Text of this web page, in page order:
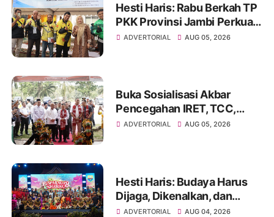
Hesti Haris: Rabu Berkah TP
PKK Provinsi Jambi Perkuat
Literasi Keuangan dan
ADVERTORIAL AUG 05, 2026
Buka Sosialisasi Akbar
Pencegahan IRET, TCC,
Perundungan, dan Bahaya
ADVERTORIAL AUG 05, 2026
Hesti Haris: Budaya Harus
Dijaga, Dikenalkan, dan
Diwariskan
ADVERTORIAL AUG 04, 2026